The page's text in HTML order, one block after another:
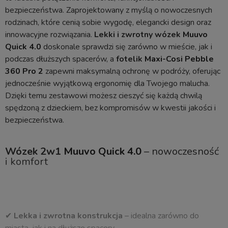
bezpieczeństwa. Zaprojektowany z myślą o nowoczesnych
rodzinach, które cenią sobie wygodę, elegancki design oraz
innowacyjne rozwiązania. Lekki i zwrotny wózek Muuvo
Quick 4.0 doskonale sprawdzi się zarówno w mieście, jak i
podczas dłuższych spacerów, a fotelik Maxi-Cosi Pebble
360 Pro 2 zapewni maksymalną ochronę w podróży, oferując
jednocześnie wyjątkową ergonomię dla Twojego malucha.
Dzięki temu zestawowi możesz cieszyć się każdą chwilą
spędzoną z dzieckiem, bez kompromisów w kwestii jakości i
bezpieczeństwa.
Wózek 2w1 Muuvo Quick 4.0– nowoczesność
i komfort
✔ Lekka i zwrotna konstrukcja – idealna zarówno do